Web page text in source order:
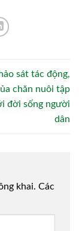
sát tác động,
chăn nuôi tập
đời sống người
dân
khai. Các